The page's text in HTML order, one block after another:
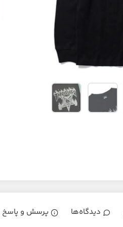
دیدگاه‌ها پرسش و پاسخ